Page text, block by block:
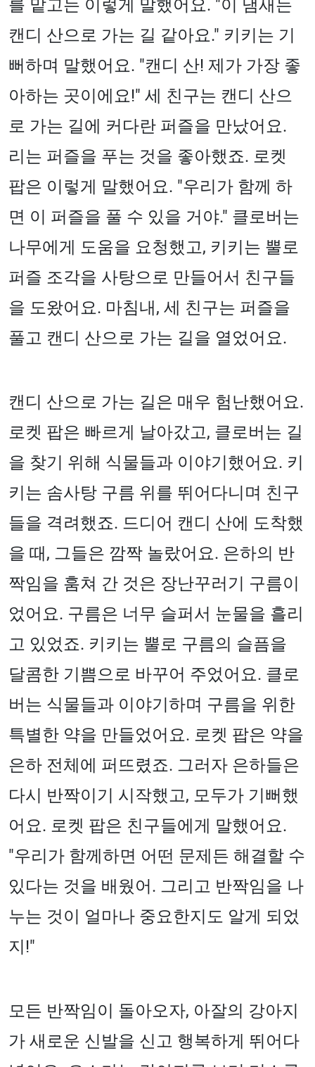
를 맡고는 이렇게 말했어요. "이 냄새는
캔디 산으로 가는 길 같아요." 키키는 기
뻐하며 말했어요. "캔디 산! 제가 가장 좋
아하는 곳이에요!" 세 친구는 캔디 산으
로 가는 길에 커다란 퍼즐을 만났어요.
리는 퍼즐을 푸는 것을 좋아했죠. 로켓
팝은 이렇게 말했어요. "우리가 함께 하
면 이 퍼즐을 풀 수 있을 거야." 클로버는
나무에게 도움을 요청했고, 키키는 뿔로
퍼즐 조각을 사탕으로 만들어서 친구들
을 도왔어요. 마침내, 세 친구는 퍼즐을
풀고 캔디 산으로 가는 길을 열었어요.
캔디 산으로 가는 길은 매우 험난했어요.
로켓 팝은 빠르게 날아갔고, 클로버는 길
을 찾기 위해 식물들과 이야기했어요. 키
키는 솜사탕 구름 위를 뛰어다니며 친구
들을 격려했죠. 드디어 캔디 산에 도착했
을 때, 그들은 깜짝 놀랐어요. 은하의 반
짝임을 훔쳐 간 것은 장난꾸러기 구름이
었어요. 구름은 너무 슬퍼서 눈물을 흘리
고 있었죠. 키키는 뿔로 구름의 슬픔을
달콤한 기쁨으로 바꾸어 주었어요. 클로
버는 식물들과 이야기하며 구름을 위한
특별한 약을 만들었어요. 로켓 팝은 약을
은하 전체에 퍼뜨렸죠. 그러자 은하들은
다시 반짝이기 시작했고, 모두가 기뻐했
어요. 로켓 팝은 친구들에게 말했어요.
"우리가 함께하면 어떤 문제든 해결할 수
있다는 것을 배웠어. 그리고 반짝임을 나
누는 것이 얼마나 중요한지도 알게 되었
지!"
모든 반짝임이 돌아오자, 아잘의 강아지
가 새로운 신발을 신고 행복하게 뛰어다